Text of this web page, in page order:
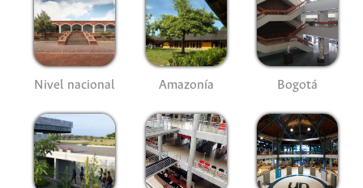
Nivel nacional Amazonía Bogotá